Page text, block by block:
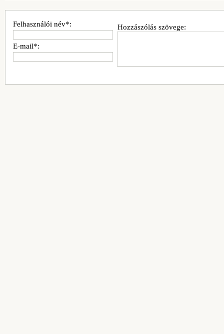
Hozzászólás szövege:
Felhasználói név*:
E-mail*: